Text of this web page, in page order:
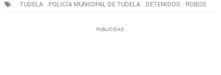
TUDELA POLICÍA MUNICIPAL DE TUDELA DETENIDOS ROBOS